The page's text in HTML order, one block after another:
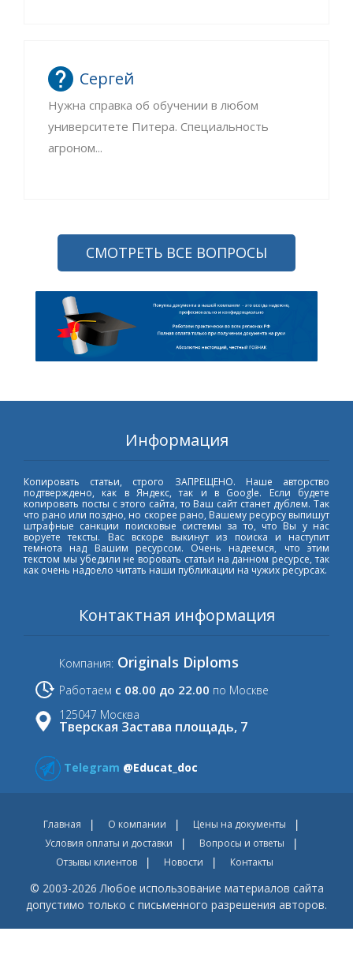
Сергей
Нужна справка об обучении в любом
университете Питера. Специальность
агроном...
СМОТРЕТЬ ВСЕ ВОПРОСЫ
Информация
Копировать статьи, строго ЗАПРЕЩЕНО. Наше авторство
подтверждено, как в Яндекс, так и в Google. Если будете
копировать посты с этого сайта, то Ваш сайт станет дублем. Так
что рано или поздно, но скорее рано, Вашему ресурсу выпишут
штрафные санкции поисковые системы за то, что Вы у нас
воруете тексты. Вас вскоре выкинут из поиска и наступит
темнота над Вашим ресурсом. Очень надеемся, что этим
текстом мы убедили не воровать статьи на данном ресурсе, так
как очень надоело читать наши публикации на чужих ресурсах.
Контактная информация
Компания: Originals Diploms
Работаем с 08.00 до 22.00 по Москве
125047 Москва
Тверская Застава площадь, 7
Telegram @Educat_doc
Главная О компании
Цены на документы
Условия оплаты и доставки
Вопросы и ответы
Отзывы клиентов
Новости Контакты
© 2003-2026 Любое использование материалов сайта
допустимо только с письменного разрешения авторов.